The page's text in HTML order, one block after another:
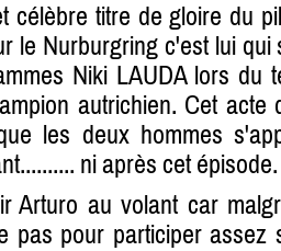
célèbre titre de gloire du
le Nurburgring c'est lui
Niki LAUDA lors du
autrichien. Cet acte
les deux hommes
ni après cet épisode.
Arturo au volant car
pas pour participer assez